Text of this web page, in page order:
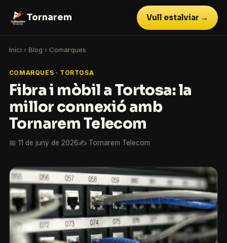
Tornarem Vull estalviar →
Inici › Blog › Comarques
COMARQUES · TORTOSA
Fibra i mòbil a Tortosa: la
millor connexió amb
Tornarem Telecom
📅 11 de juny de 2026✍️ Tornarem Telecom